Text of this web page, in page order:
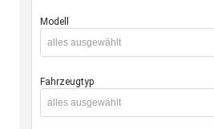
Modell
alles ausgewählt
Fahrzeugtyp
alles ausgewählt